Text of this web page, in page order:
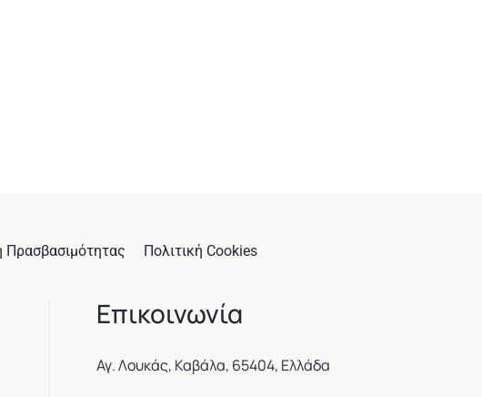
Πολιτική Cookies
Επικοινωνία
Αγ. Λουκάς, Καβάλα, 65404, Ελλάδα